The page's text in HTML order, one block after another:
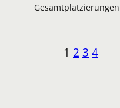
1 2 3 4